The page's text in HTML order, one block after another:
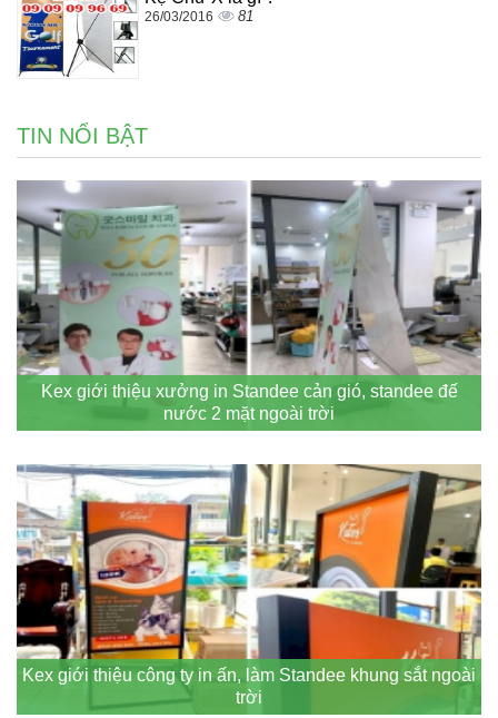
26/03/2016 81
TIN NỔI BẬT
Kex giới thiệu xưởng in Standee cản gió, standee đế
nước 2 mặt ngoài trời
Kex giới thiệu công ty in ấn, làm Standee khung sắt ngoài
trời